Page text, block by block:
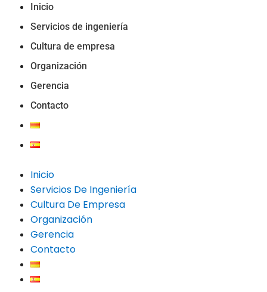
Inicio
Servicios de ingeniería
Cultura de empresa
Organización
Gerencia
Contacto
Inicio
Servicios De Ingeniería
Cultura De Empresa
Organización
Gerencia
Contacto